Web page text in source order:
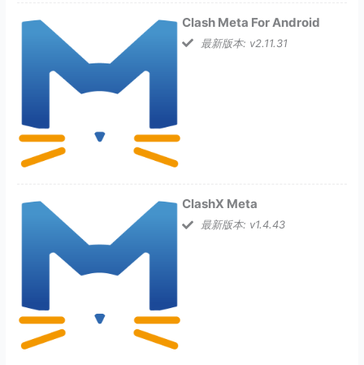
Clash Meta For Android
最新版本: v2.11.31
ClashX Meta
最新版本: v1.4.43